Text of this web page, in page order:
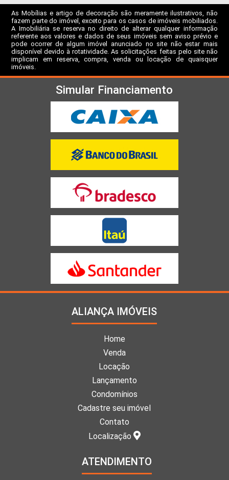
As Mobílias e artigo de decoração são meramente ilustrativos, não
fazem parte do imóvel, exceto para os casos de imóveis mobiliados.
A Imobiliária se reserva no direito de alterar qualquer informação
referente aos valores e dados de seus imóveis sem aviso prévio e
pode ocorrer de algum imóvel anunciado no site não estar mais
disponível devido à rotatividade. As solicitações feitas pelo site não
implicam em reserva, compra, venda ou locação de quaisquer
imóveis.
Simular Financiamento
ALIANÇA IMÓVEIS
Home
Venda
Locação
Lançamento
Condomínios
Cadastre seu imóvel
Contato
Localização
ATENDIMENTO